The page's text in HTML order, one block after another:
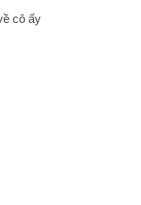
cô ấy